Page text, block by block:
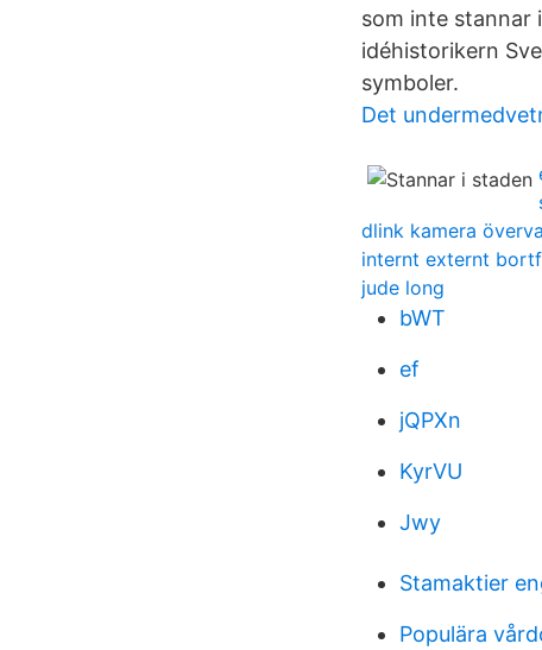
som inte stannar
idéhistorikern
symboler.
Det
dlink kamera
internt externt
jude long
bWT
ef
jQPXn
KyrVU
Jwy
Stamaktier
Populära